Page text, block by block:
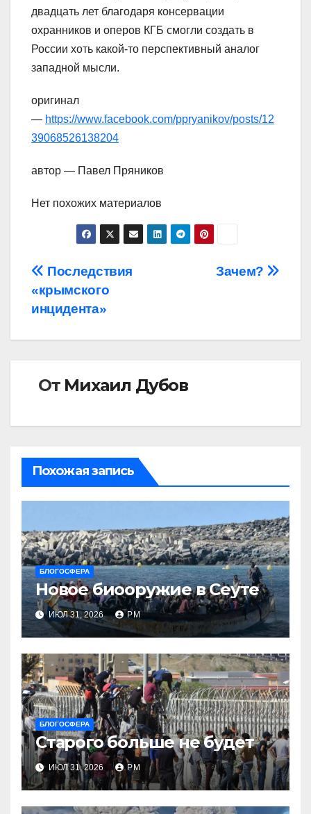
двадцать лет благодаря консервации
охранников и оперов КГБ смогли создать в
России хоть какой-то перспективный аналог
западной мысли.
оригинал
— https://www.facebook.com/ppryanikov/posts/12
39068526138204
автор — Павел Пряников
Нет похожих материалов
Навигация
по
записям
Зачем?
Последствия
«крымского
инцидента»
От Михаил Дубов
Похожая запись
БЛОГОСФЕРА
Новое биооружие в Сеуте
ИЮЛ 31, 2026 РМ
БЛОГОСФЕРА
Старого больше не будет
ИЮЛ 31, 2026 РМ